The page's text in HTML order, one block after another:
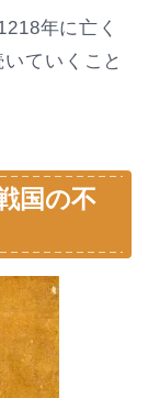
年に亡く
ていくこと
国の不